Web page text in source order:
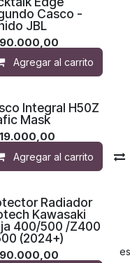
Casco -
JBL
Agregar al carrito
Integral H50Z
Mask
Agregar al carrito
Agregar a la lista de
Radiador
Kawasaki
400/500 /Z400
(2024+)